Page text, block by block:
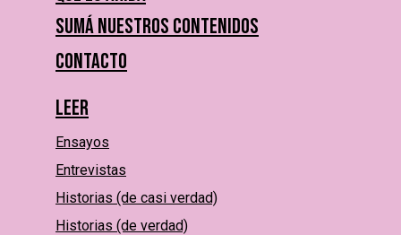
Sumá nuestros contenidos
Contacto
Leer
Ensayos
Entrevistas
Historias (de casi verdad)
Historias (de verdad)